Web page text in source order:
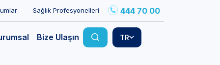
Sağlık Profesyonelleri 444 70 00
Bize Ulaşın TR